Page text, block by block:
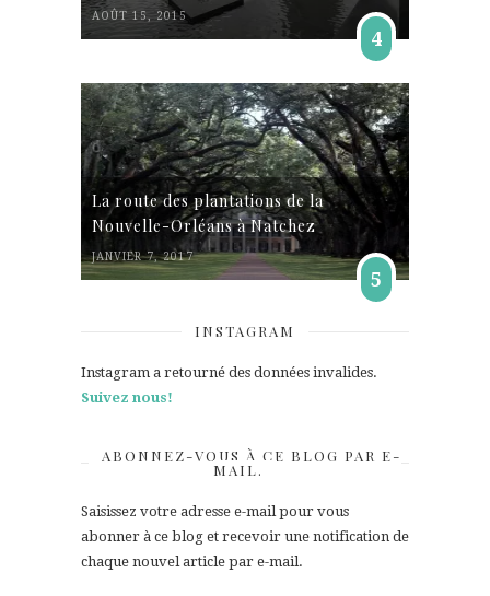
AOÛT 15, 2015
4
La route des plantations de la
Nouvelle-Orléans à Natchez
JANVIER 7, 2017
5
INSTAGRAM
Instagram a retourné des données invalides.
Suivez nous!
ABONNEZ-VOUS À CE BLOG PAR E-
MAIL.
Saisissez votre adresse e-mail pour vous
abonner à ce blog et recevoir une notification de
chaque nouvel article par e-mail.